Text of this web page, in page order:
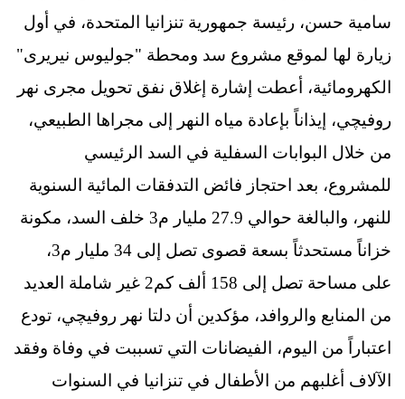
سامية حسن، رئيسة جمهورية تنزانيا المتحدة، في أول
زيارة لها لموقع مشروع سد ومحطة "جوليوس نيريرى"
الكهرومائية، أعطت إشارة إغلاق نفق تحويل مجرى نهر
روفيچي، إيذاناً بإعادة مياه النهر إلى مجراها الطبيعي،
من خلال البوابات السفلية في السد الرئيسي
للمشروع، بعد احتجاز فائض التدفقات المائية السنوية
للنهر، والبالغة حوالي 27.9 مليار م3 خلف السد، مكونة
خزاناً مستحدثاً بسعة قصوى تصل إلى 34 مليار م3،
على مساحة تصل إلى 158 ألف كم2 غير شاملة العديد
من المنابع والروافد، مؤكدين أن دلتا نهر روفيچي، تودع
اعتباراً من اليوم، الفيضانات التي تسببت في وفاة وفقد
الآلاف أغلبهم من الأطفال في تنزانيا في السنوات